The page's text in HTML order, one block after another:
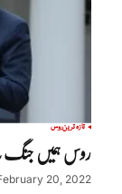
تازہ ترینروس
روس ہمیں جنگ
20, 2022